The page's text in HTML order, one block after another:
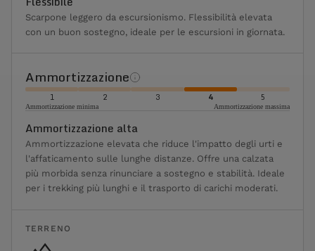
Scarpone leggero da escursionismo. Flessibilità elevata
con un buon sostegno, ideale per le escursioni in giornata.
Ammortizzazione
1 2 3 4 5
Ammortizzazione minima Ammortizzazione massima
Ammortizzazione alta
Ammortizzazione elevata che riduce l'impatto degli urti e
l'affaticamento sulle lunghe distanze. Offre una calzata
più morbida senza rinunciare a sostegno e stabilità. Ideale
per i trekking più lunghi e il trasporto di carichi moderati.
TERRENO